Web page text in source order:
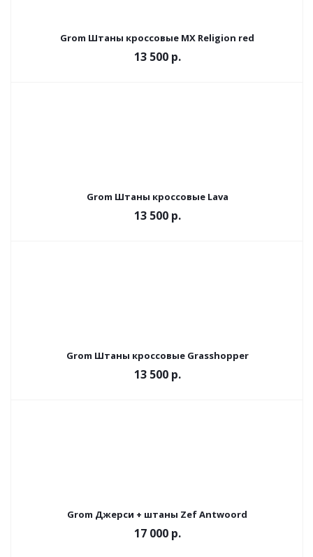
Grom Штаны кроссовые MX Religion red
13 500 р.
Grom Штаны кроссовые Lava
13 500 р.
Grom Штаны кроссовые Grasshopper
13 500 р.
Grom Джерси + штаны Zef Antwoord
17 000 р.